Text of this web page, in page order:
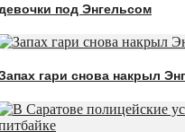
под Энгельсом
гари снова накрыл